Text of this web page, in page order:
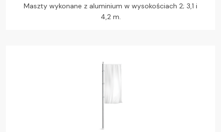
Maszty wykonane z aluminium w wysokościach 2; 3,1 i
4,2 m.